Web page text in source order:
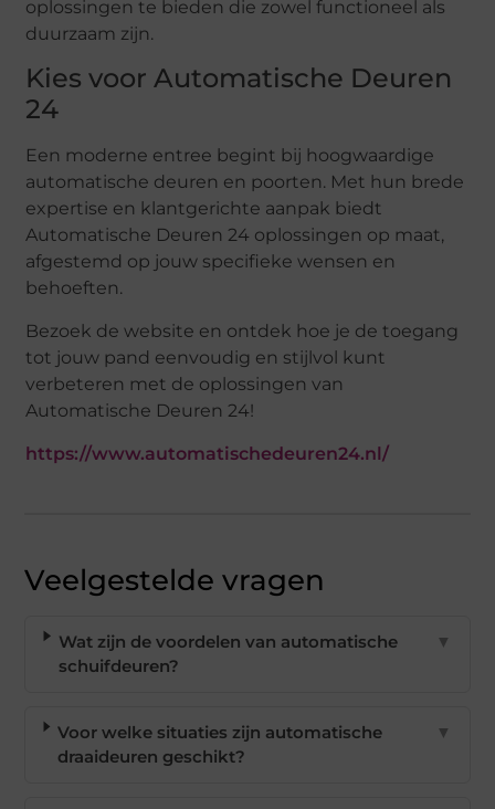
oplossingen te bieden die zowel functioneel als
duurzaam zijn.
Kies voor Automatische Deuren
24
Een moderne entree begint bij hoogwaardige
automatische deuren en poorten. Met hun brede
expertise en klantgerichte aanpak biedt
Automatische Deuren 24 oplossingen op maat,
afgestemd op jouw specifieke wensen en
behoeften.
Bezoek de website en ontdek hoe je de toegang
tot jouw pand eenvoudig en stijlvol kunt
verbeteren met de oplossingen van
Automatische Deuren 24!
https://www.automatischedeuren24.nl/
Veelgestelde vragen
Wat zijn de voordelen van automatische
schuifdeuren?
▼
Voor welke situaties zijn automatische
draaideuren geschikt?
▼